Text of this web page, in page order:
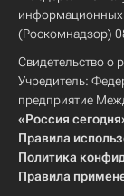
информационных
(Роскомнадзор)
Свидетельство
Учредитель:
предприятие
«Россия
Правила
Политика
Правила